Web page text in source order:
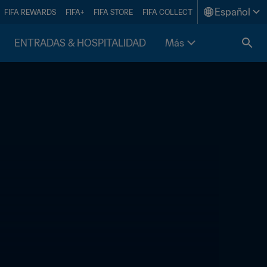
FIFA REWARDS FIFA+ FIFA STORE FIFA COLLECT Español
ENTRADAS & HOSPITALIDAD Más